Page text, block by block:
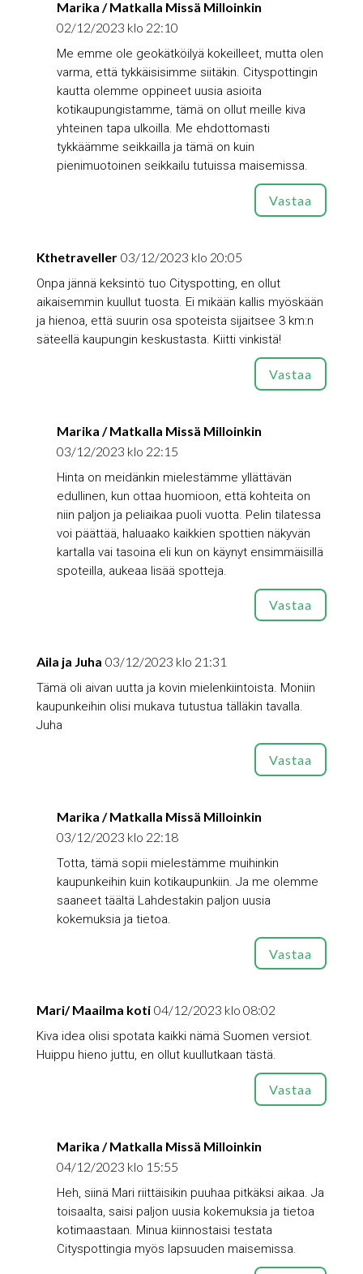
Marika / Matkalla Missä Milloinkin
02/12/2023 klo 22:10
Me emme ole geokätköilyä kokeilleet, mutta olen
varma, että tykkäisisimme siitäkin. Cityspottingin
kautta olemme oppineet uusia asioita
kotikaupungistamme, tämä on ollut meille kiva
yhteinen tapa ulkoilla. Me ehdottomasti
tykkäämme seikkailla ja tämä on kuin
pienimuotoinen seikkailu tutuissa maisemissa.
Vastaa
Kthetraveller 03/12/2023 klo 20:05
Onpa jännä keksintö tuo Cityspotting, en ollut
aikaisemmin kuullut tuosta. Ei mikään kallis myöskään
ja hienoa, että suurin osa spoteista sijaitsee 3 km:n
säteellä kaupungin keskustasta. Kiitti vinkistä!
Vastaa
Marika / Matkalla Missä Milloinkin
03/12/2023 klo 22:15
Hinta on meidänkin mielestämme yllättävän
edullinen, kun ottaa huomioon, että kohteita on
niin paljon ja peliaikaa puoli vuotta. Pelin tilatessa
voi päättää, haluaako kaikkien spottien näkyvän
kartalla vai tasoina eli kun on käynyt ensimmäisillä
spoteilla, aukeaa lisää spotteja.
Vastaa
Aila ja Juha 03/12/2023 klo 21:31
Tämä oli aivan uutta ja kovin mielenkiintoista. Moniin
kaupunkeihin olisi mukava tutustua tälläkin tavalla.
Juha
Vastaa
Marika / Matkalla Missä Milloinkin
03/12/2023 klo 22:18
Totta, tämä sopii mielestämme muihinkin
kaupunkeihin kuin kotikaupunkiin. Ja me olemme
saaneet täältä Lahdestakin paljon uusia
kokemuksia ja tietoa.
Vastaa
Mari/ Maailma koti 04/12/2023 klo 08:02
Kiva idea olisi spotata kaikki nämä Suomen versiot.
Huippu hieno juttu, en ollut kuullutkaan tästä.
Vastaa
Marika / Matkalla Missä Milloinkin
04/12/2023 klo 15:55
Heh, siinä Mari riittäisikin puuhaa pitkäksi aikaa. Ja
toisaalta, saisi paljon uusia kokemuksia ja tietoa
kotimaastaan. Minua kiinnostaisi testata
Cityspottingia myös lapsuuden maisemissa.